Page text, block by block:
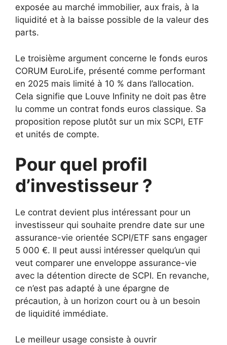
exposée au marché immobilier, aux frais, à la
liquidité et à la baisse possible de la valeur des
parts.
Le troisième argument concerne le fonds euros
CORUM EuroLife, présenté comme performant
en 2025 mais limité à 10 % dans l’allocation.
Cela signifie que Louve Infinity ne doit pas être
lu comme un contrat fonds euros classique. Sa
proposition repose plutôt sur un mix SCPI, ETF
et unités de compte.
Pour quel profil
d’investisseur ?
Le contrat devient plus intéressant pour un
investisseur qui souhaite prendre date sur une
assurance-vie orientée SCPI/ETF sans engager
5 000 €. Il peut aussi intéresser quelqu’un qui
veut comparer une enveloppe assurance-vie
avec la détention directe de SCPI. En revanche,
ce n’est pas adapté à une épargne de
précaution, à un horizon court ou à un besoin
de liquidité immédiate.
Le meilleur usage consiste à ouvrir